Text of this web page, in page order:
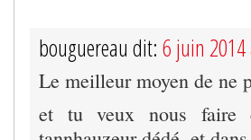
bouguereau dit: 6 juin 2014
Le meilleur moyen de ne
et tu veux nous faire